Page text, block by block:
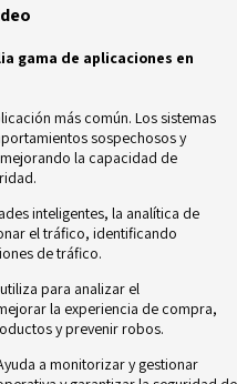
gama de aplicaciones en
más común. Los sistemas
sospechosos y
la capacidad de
inteligentes, la analítica de
el tráfico, identificando
de tráfico.
para analizar el
la experiencia de compra,
y prevenir robos.
a monitorizar y gestionar